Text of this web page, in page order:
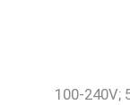
100-240V;